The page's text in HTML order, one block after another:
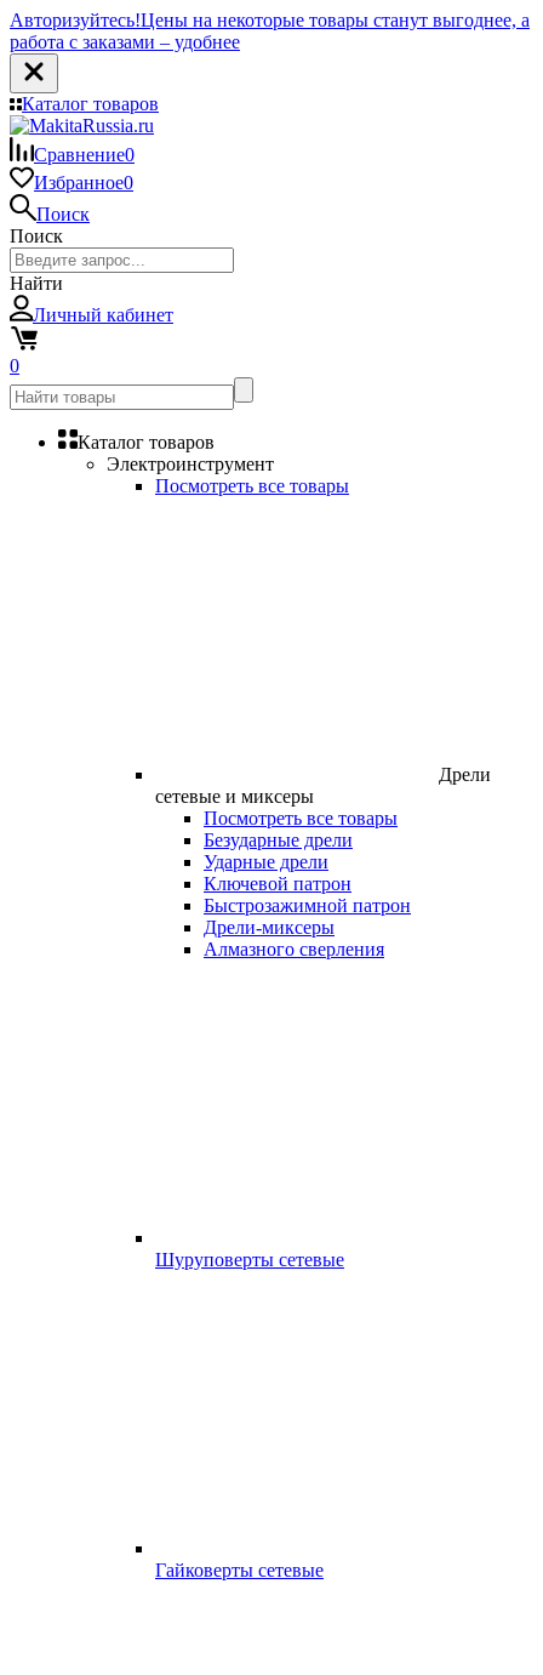
Авторизуйтесь!Цены на некоторые товары станут выгоднее, а
работа с заказами – удобнее
Каталог товаров
Сравнение0
Избранное0
Поиск
Поиск
Найти
Личный кабинет
0
Каталог товаров
Электроинструмент
Посмотреть все товары
Дрели
сетевые и миксеры
Посмотреть все товары
Безударные дрели
Ударные дрели
Ключевой патрон
Быстрозажимной патрон
Дрели-миксеры
Алмазного сверления
Шуруповерты сетевые
Гайковерты сетевые